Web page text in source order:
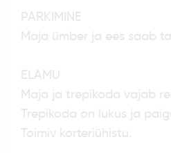
PARKIMINE
Maja ümber ja ees saab
ELAMU
Maja ja trepikoda vajab
Trepikoda on lukus ja
Toimiv korteriühistu.